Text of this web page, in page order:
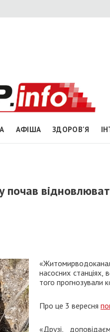
АФІША ЗДОРОВ'Я
почав
насосних станціях,
того прогнозували
Про це 3 вересня
«Друзі,